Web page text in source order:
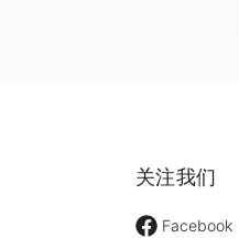
关注我们
Facebook